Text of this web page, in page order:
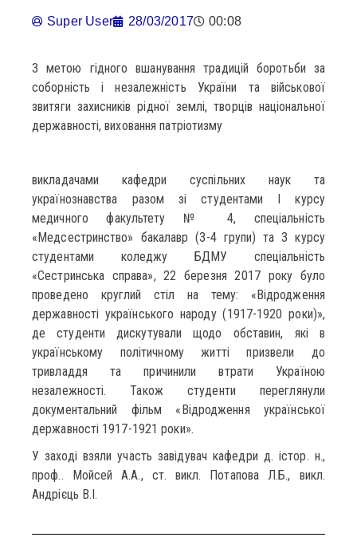
Super User 28/03/2017 00:08
З метою гідного вшанування традицій боротьби за
соборність і незалежність України та військової
звитяги захисників рідної землі, творців національної
державності, виховання патріотизму
викладачами кафедри суспільних наук та
українознавства разом зі студентами І курсу
медичного факультету № 4, спеціальність
«Медсестринство» бакалавр (3-4 групи) та 3 курсу
студентами коледжу БДМУ спеціальність
«Сестринська справа», 22 березня 2017 року було
проведено круглий стіл на тему: «Відродження
державності українського народу (1917-1920 роки)»,
де студенти дискутували щодо обставин, які в
українському політичному житті призвели до
тривладдя та причинили втрати Україною
незалежності. Також студенти переглянули
документальний фільм «Відродження української
державності 1917-1921 роки».
У заході взяли участь завідувач кафедри д. істор. н.,
проф.. Мойсей А.А., ст. викл. Потапова Л.Б., викл.
Андрієць В.І.